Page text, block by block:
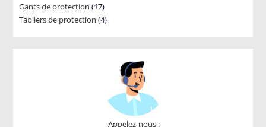
product
Gants de protection 1717
products
Tabliers de protection 44
Appelez-nous :